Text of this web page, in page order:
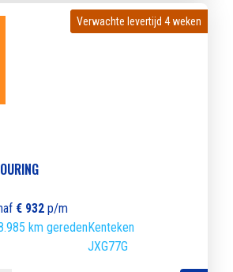
Verwachte levertijd 4 weken
Verwachte levertijd 4 weken
€ 932 p/m
km geredenKenteken
JXG77G